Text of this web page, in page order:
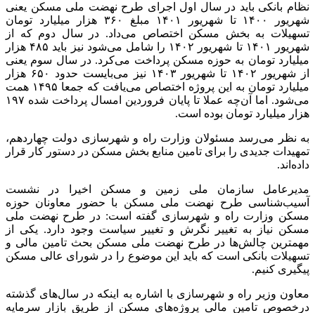
نظام بانکی باید در سال اول اجرای طرح نهضت ملی مسکن یعنی
شهریور ۱۴۰۰ تا شهریور ۱۴۰۱ مبلغ ۳۶۰ هزار میلیارد تومان
تسهیلات به بخش مسکن اختصاص می‌داد. در سال دوم که از
شهریور ۱۴۰۱ تا شهریور ۱۴۰۲ را شامل می‌شود نیز باید ۴۸۵ هزار
میلیارد تومان به حوزه مسکن پرداخت می‌کرد. در سال سوم یعنی
از شهریور ۱۴۰۲ تا شهریور ۱۴۰۳ نیز می‌بایست حدود ۶۵۰ هزار
میلیارد تومان به این پروژه اختصاص می‌یافت که جمعا ۱۴۹۵ همت
می‌شود. اما آن‌چه عملا تا پایان فروردین امسال پرداخت شده ۱۹۷
هزار میلیارد تومان بوده است.
به نظر می‌رسد مسئولان وزارت راه و شهرسازی دولت چهاردهم،
تمهیدات جدیدی را برای تامین منابع بخش مسکن در دستور کار قرار
داده‌اند.
مدیرعامل سازمان ملی زمین و مسکن اخیرا در نشست
آسیب‌شناسی طرح نهضت ملی مسکن با حضور معاونان حوزه
مسکن وزارت راه و شهرسازی گفته است: در طرح نهضت ملی
مسکن نیاز به تغییر نگرش و تغییر سیاست وجود دارد. یکی از
مهمترین چالش‌ها در طرح نهضت ملی مسکن بحث تامین مالی و
تسهیلات بانکی است که باید این موضوع را در شورای عالی مسکن
پیگیری کنیم.
معاون وزیر راه و شهرسازی با اشاره به اینکه در سال‌های گذشته
درخصوص تامین مالی پروژه‌های مسکن از طریق بازار سرمایه